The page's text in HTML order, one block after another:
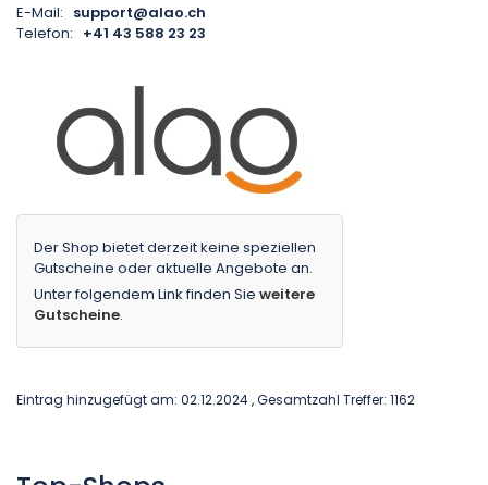
E-Mail: support@alao.ch
Telefon: +41 43 588 23 23
Der Shop bietet derzeit keine speziellen
Gutscheine oder aktuelle Angebote an.
Unter folgendem Link finden Sie weitere
Gutscheine.
Eintrag hinzugefügt am: 02.12.2024 , Gesamtzahl Treffer: 1162